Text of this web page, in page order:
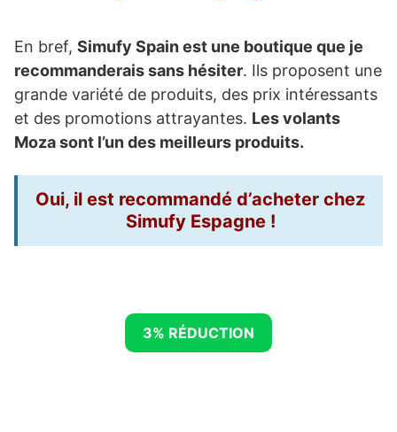
En bref, Simufy Spain est une boutique que je
recommanderais sans hésiter. Ils proposent une
grande variété de produits, des prix intéressants
et des promotions attrayantes. Les volants
Moza sont l’un des meilleurs produits.
Oui, il est recommandé d’acheter chez
Simufy Espagne !
3% RÉDUCTION